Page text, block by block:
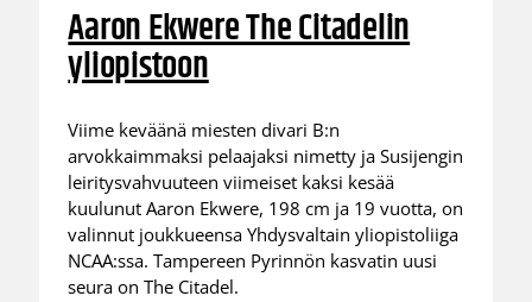
Aaron Ekwere The Citadelin
yliopistoon
Viime keväänä miesten divari B:n
arvokkaimmaksi pelaajaksi nimetty ja Susijengin
leiritysvahvuuteen viimeiset kaksi kesää
kuulunut Aaron Ekwere, 198 cm ja 19 vuotta, on
valinnut joukkueensa Yhdysvaltain yliopistoliiga
NCAA:ssa. Tampereen Pyrinnön kasvatin uusi
seura on The Citadel.